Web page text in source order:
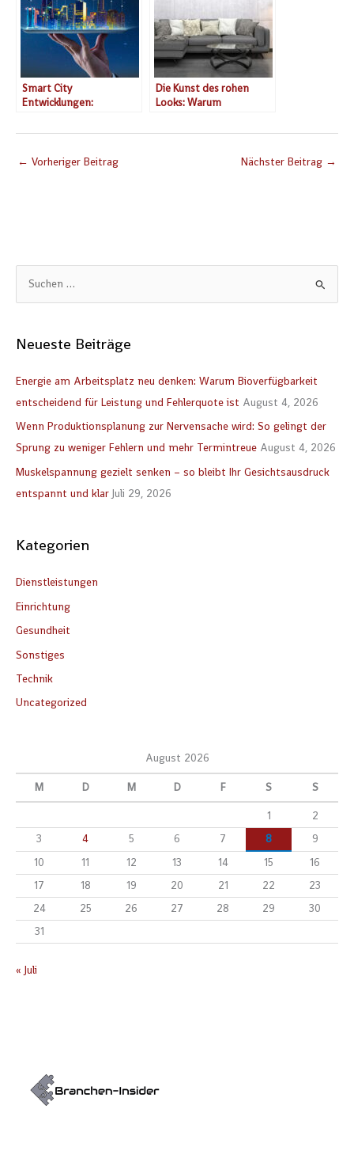
h
h
:
Neueste Beiträge
Energie am Arbeitsplatz neu denken: Warum Bioverfügbarkeit
entscheidend für Leistung und Fehlerquote ist August 4, 2026
Wenn Produktionsplanung zur Nervensache wird: So gelingt der
Sprung zu weniger Fehlern und mehr Termintreue August 4, 2026
Muskelspannung gezielt senken – so bleibt Ihr Gesichtsausdruck
entspannt und klar Juli 29, 2026
Kategorien
Dienstleistungen
Einrichtung
Gesundheit
Sonstiges
Technik
Uncategorized
August 2026
M D M D F S S
1
2
3
4 5 6 7 8
9
10
11 12 13 14 15
16
17
18 19 20 21 22
23
24
25 26 27 28 29
30
31
« Juli
Smart City
Entwicklungen:
Fortschritte in der
Die Kunst des rohen
Looks: Warum
edel wirkt
← Vorheriger Beitrag Nächster Beitrag →